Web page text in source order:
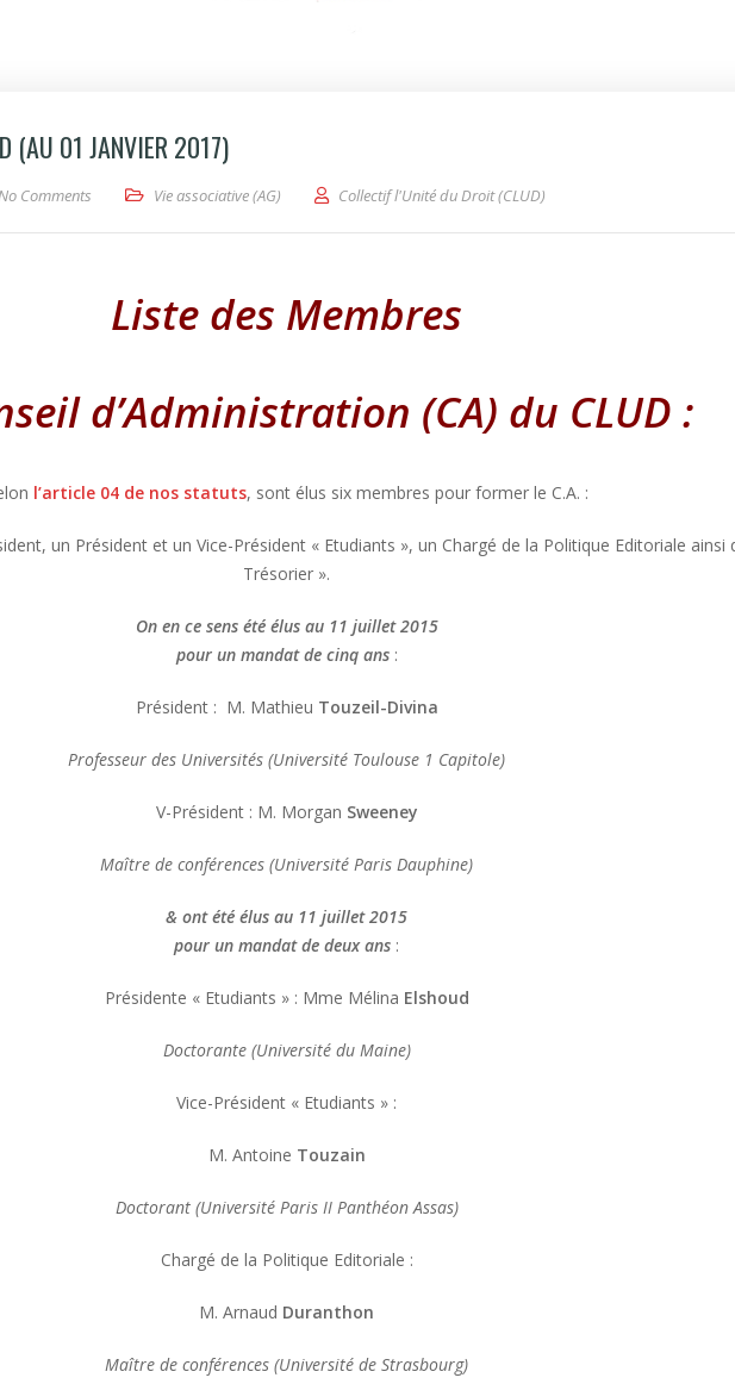
(AU 01 JANVIER 2017)
Comments Vie associative (AG) Collectif l'Unité du Droit (CLUD)
Liste des Membres
d’Administration (CA) du CLUD :
l’article 04 de nos statuts, sont élus six membres pour former le C.A. :
un Président et un Vice-Président « Etudiants », un Chargé de la Politique Editoriale ainsi
Trésorier ».
On en ce sens été élus au 11 juillet 2015
pour un mandat de cinq ans:
Président : M. Mathieu Touzeil-Divina
Professeur des Universités (Université Toulouse 1 Capitole)
V-Président : M. Morgan Sweeney
Maître de conférences (Université Paris Dauphine)
& ont été élus au 11 juillet 2015
pour un mandat de deux ans :
Présidente « Etudiants » : Mme Mélina Elshoud
Doctorante (Université du Maine)
Vice-Président « Etudiants » :
M. Antoine Touzain
Doctorant (Université Paris II Panthéon Assas)
Chargé de la Politique Editoriale :
M. Arnaud Duranthon
Maître de conférences (Université de Strasbourg)